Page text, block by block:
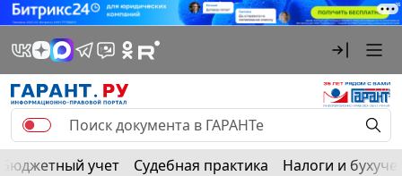
Бюджетный учет Судебная практика Налоги и